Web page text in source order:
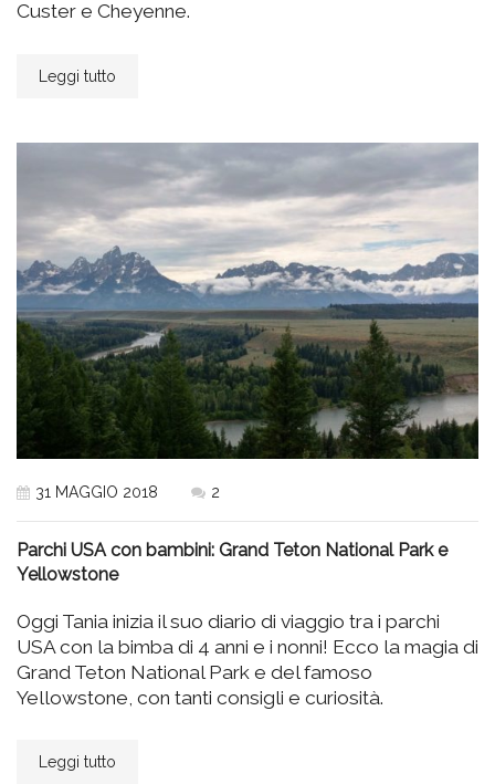
Custer e Cheyenne.
Leggi tutto
31 MAGGIO 2018 2
Parchi USA con bambini: Grand Teton National Park e
Yellowstone
Oggi Tania inizia il suo diario di viaggio tra i parchi
USA con la bimba di 4 anni e i nonni! Ecco la magia di
Grand Teton National Park e del famoso
Yellowstone, con tanti consigli e curiosità.
Leggi tutto